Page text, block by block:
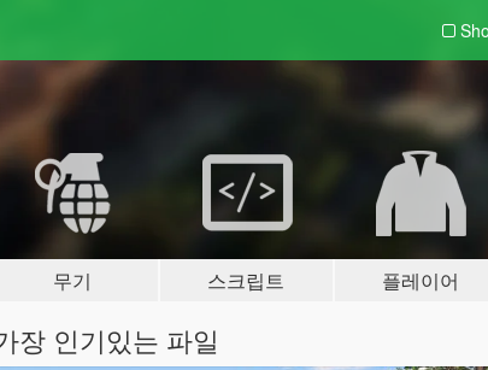
무기 스크립트 플레이어
장 인기있는 파일